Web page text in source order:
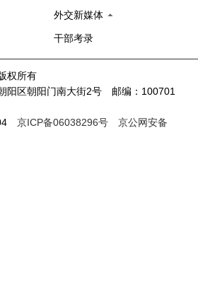
外交新媒体
干部考录
权所有
阳区朝阳门南大街2号 邮编：100701
京ICP备06038296号
京公网安备